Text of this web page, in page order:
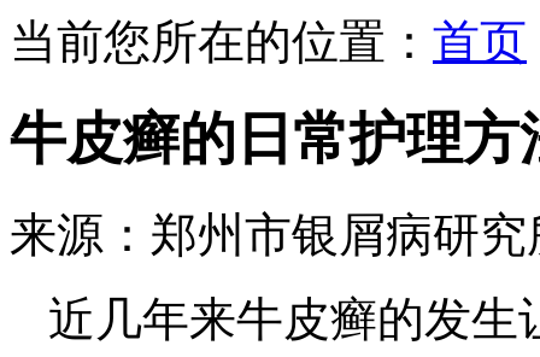
当前您所在的位置： 首页
牛皮癣的日常护理方
来源：郑州市银屑病研
近几年来牛皮癣的发生